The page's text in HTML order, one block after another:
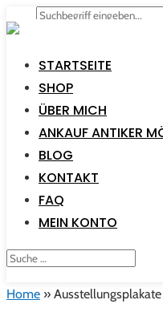
STARTSEITE
SHOP
ÜBER MICH
ANKAUF ANTIKER
BLOG
KONTAKT
FAQ
MEIN KONTO
Home » Ausstellungsplakate